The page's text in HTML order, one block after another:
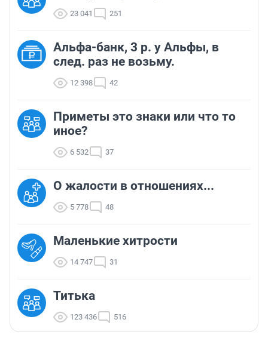
23 041 251
Альфа-банк, 3 р. у Альфы, в
след. раз не возьму.
12 398 42
Приметы это знаки или что то
иное?
6 532 37
О жалости в отношениях...
5 778 48
Маленькие хитрости
14 747 31
Титька
123 436 516